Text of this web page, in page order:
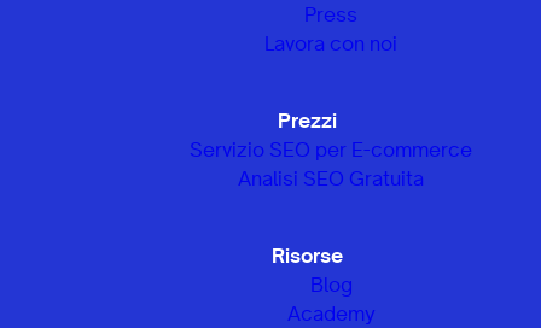
Press
Lavora con noi
Prezzi
Servizio SEO per E-commerce
Analisi SEO Gratuita
Risorse
Blog
Academy